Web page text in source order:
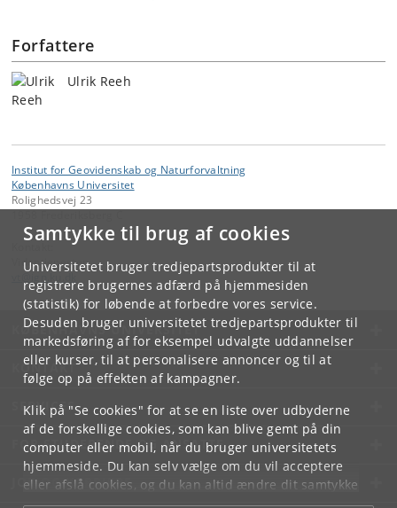
Samtykke til brug af cookies
Universitetet bruger tredjepartsprodukter til at
registrere brugernes adfærd på hjemmesiden
(statistik) for løbende at forbedre vores service.
Desuden bruger universitetet tredjepartsprodukter til
markedsføring af for eksempel udvalgte uddannelser
eller kurser, til at personalisere annoncer og til at
følge op på effekten af kampagner.
Klik på "Se cookies" for at se en liste over udbyderne
af de forskellige cookies, som kan blive gemt på din
computer eller mobil, når du bruger universitetets
hjemmeside. Du kan selv vælge om du vil acceptere
eller afslå cookies, og du kan altid ændre dit samtykke
underCookie- og privatlivspolitiksom du finder i
Forfattere
Ulrik Reeh
Institut for Geovidenskab og Naturforvaltning
Københavns Universitet
Rolighedsvej 23
Videntjenesten
KØBENHAVNS UNIVERSITET
KONTAKT
SERVICES
FOR STUDERENDE OG ANSATTE
JOB OG KARRIERE